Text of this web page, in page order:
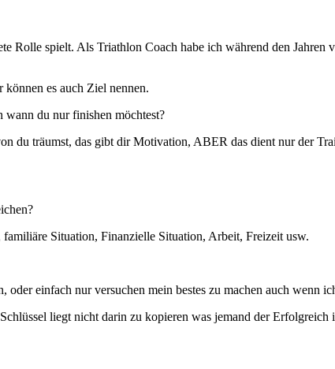
Rolle spielt. Als Triathlon Coach habe ich während den Jahren
es auch Ziel nennen.
wann du nur finishen möchtest?
du träumst, das gibt dir Motivation, ABER das dient nur der
Situation, Finanzielle Situation, Arbeit, Freizeit usw.
einfach nur versuchen mein bestes zu machen auch wenn
liegt nicht darin zu kopieren was jemand der Erfolgreich